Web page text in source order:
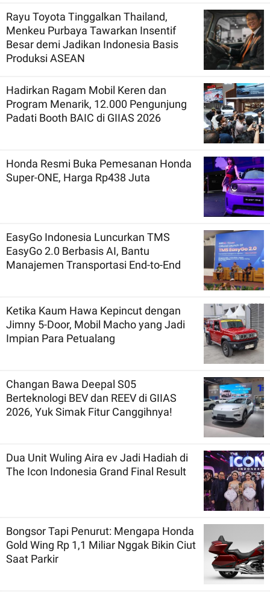
Rayu Toyota Tinggalkan Thailand,
Menkeu Purbaya Tawarkan Insentif
Besar demi Jadikan Indonesia Basis
Produksi ASEAN
Hadirkan Ragam Mobil Keren dan
Program Menarik, 12.000 Pengunjung
Padati Booth BAIC di GIIAS 2026
Honda Resmi Buka Pemesanan Honda
Super-ONE, Harga Rp438 Juta
EasyGo Indonesia Luncurkan TMS
EasyGo 2.0 Berbasis AI, Bantu
Manajemen Transportasi End-to-End
Ketika Kaum Hawa Kepincut dengan
Jimny 5-Door, Mobil Macho yang Jadi
Impian Para Petualang
Changan Bawa Deepal S05
Berteknologi BEV dan REEV di GIIAS
2026, Yuk Simak Fitur Canggihnya!
Dua Unit Wuling Aira ev Jadi Hadiah di
The Icon Indonesia Grand Final Result
Bongsor Tapi Penurut: Mengapa Honda
Gold Wing Rp 1,1 Miliar Nggak Bikin Ciut
Saat Parkir